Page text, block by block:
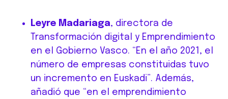
Leyre Madariaga, directora de
Transformación digital y Emprendimiento
en el Gobierno Vasco. “En el año 2021, el
número de empresas constituidas tuvo
un incremento en Euskadi”. Además,
añadió que “en el emprendimiento